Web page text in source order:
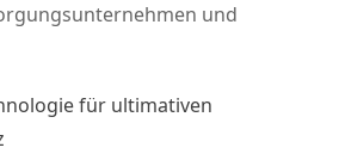
und
für ultimativen